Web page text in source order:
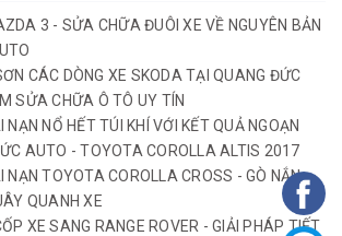
3 - SỬA CHỮA ĐUÔI XE VỀ NGUYÊN BẢN
CÁC DÒNG XE SKODA TẠI QUANG ĐỨC
SỬA CHỮA Ô TÔ UY TÍN
NẠN NỔ HẾT TÚI KHÍ VỚI KẾT QUẢ NGOẠN
AUTO - TOYOTA COROLLA ALTIS 2017
NẠN TOYOTA COROLLA CROSS - GÒ NẮN
QUANH XE
XE SANG RANGE ROVER - GIẢI PHÁP TIẾT